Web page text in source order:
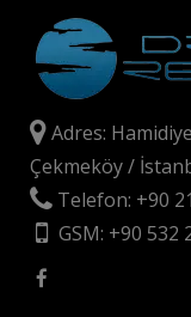
Adres:
Çekmeköy /
Telefon: +90
GSM: +90 532